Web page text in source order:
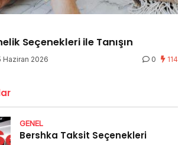
Seçenekleri ile Tanışın
Haziran 2026 0 114
GENEL
Bershka Taksit Seçenekleri